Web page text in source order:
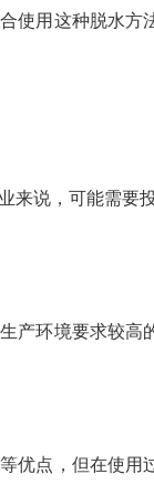
使用这种脱水方
说，可能需要
产环境要求较高
优点，但在使用